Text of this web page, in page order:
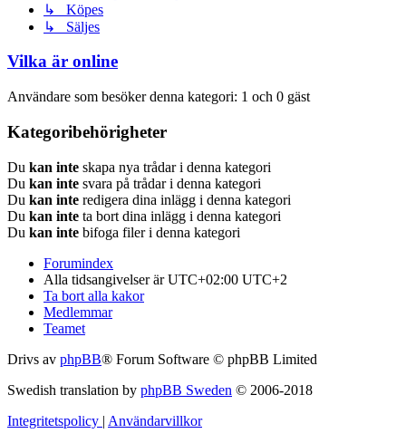
↳ Köpes
↳ Säljes
Vilka är online
Användare som besöker denna kategori: 1 och 0 gäst
Kategoribehörigheter
Du kan inte skapa nya trådar i denna kategori
Du kan inte svara på trådar i denna kategori
Du kan inte redigera dina inlägg i denna kategori
Du kan inte ta bort dina inlägg i denna kategori
Du kan inte bifoga filer i denna kategori
Forumindex
Alla tidsangivelser är UTC+02:00 UTC+2
Ta bort alla kakor
Medlemmar
Teamet
Drivs av phpBB® Forum Software © phpBB Limited
Swedish translation by phpBB Sweden © 2006-2018
Integritetspolicy | Användarvillkor